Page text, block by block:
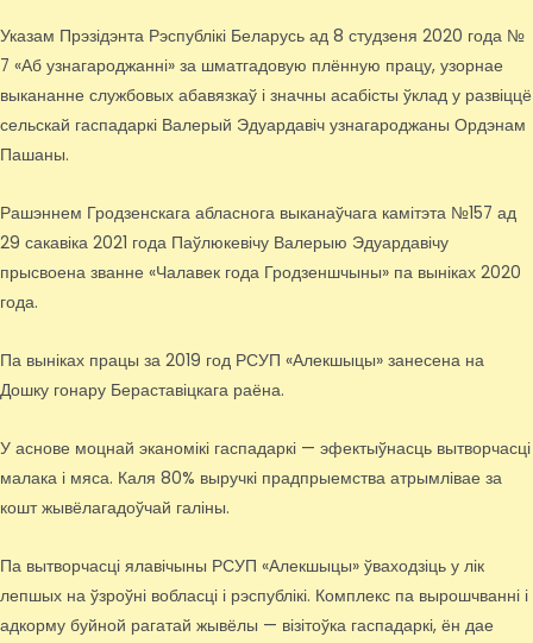
Указам Прэзідэнта Рэспублікі Беларусь ад 8 студзеня 2020 года №
7 «Аб узнагароджанні» за шматгадовую плённую працу, узорнае
выкананне службовых абавязкаў і значны асабісты ўклад у развіццё
сельскай гаспадаркі Валерый Эдуардавіч узнагароджаны Ордэнам
Пашаны.
Рашэннем Гродзенскага абласнога выканаўчага камітэта №157 ад
29 сакавіка 2021 года Паўлюкевічу Валерыю Эдуардавічу
прысвоена званне «Чалавек года Гродзеншчыны» па выніках 2020
года.
Па выніках працы за 2019 год РСУП «Алекшыцы» занесена на
Дошку гонару Бераставіцкага раёна.
У аснове моцнай эканомікі гаспадаркі — эфектыўнасць вытворчасці
малака і мяса. Каля 80% выручкі прадпрыемства атрымлівае за
кошт жывёлагадоўчай галіны.
Па вытворчасці ялавічыны РСУП «Алекшыцы» ўваходзіць у лік
лепшых на ўзроўні вобласці і рэспублікі. Комплекс па вырошчванні і
адкорму буйной рагатай жывёлы — візітоўка гаспадаркі, ён дае